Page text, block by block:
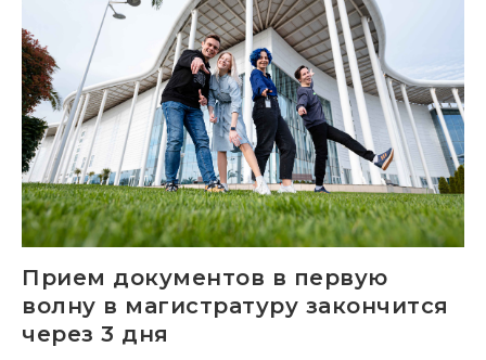
Прием документов в первую
волну в магистратуру закончится
через 3 дня